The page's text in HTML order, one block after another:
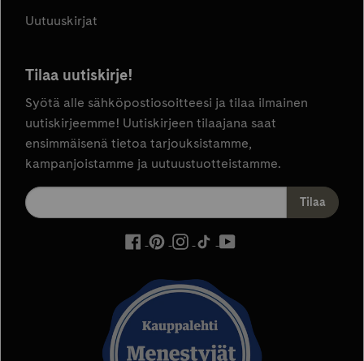
Uutuuskirjat
Tilaa uutiskirje!
Syötä alle sähköpostiosoitteesi ja tilaa ilmainen
uutiskirjeemme! Uutiskirjeen tilaajana saat
ensimmäisenä tietoa tarjouksistamme,
kampanjoistamme ja uutuustuotteistamme.
ulkoinen
avautuu
uuteen
välilehteen
ulkoinen
avautuu
uuteen
välilehteen
ulkoinen
avautuu
uuteen
välilehteen
ulkoinen
uuteen
välilehteen
välilehteen